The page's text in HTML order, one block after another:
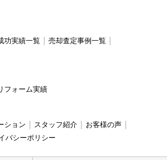
功実績一覧
売却査定事例一覧
フォーム実績
ション スタッフ紹介
お客様の声
バシーポリシー